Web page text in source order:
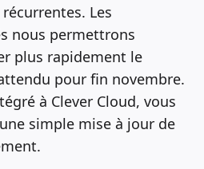
Les
nous permettrons
plus rapidement le
pour fin novembre.
à Clever Cloud, vous
simple mise à jour de